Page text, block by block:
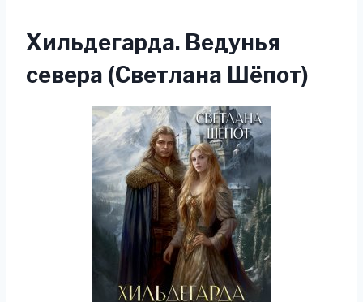
Хильдегарда. Ведунья
севера (Светлана Шёпот)